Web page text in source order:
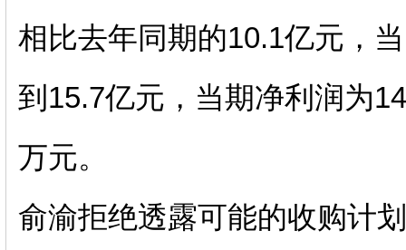
相比去年同期的10.1亿元，
到15.7亿元，当期净利润为
万元。
俞渝拒绝透露可能的收购计